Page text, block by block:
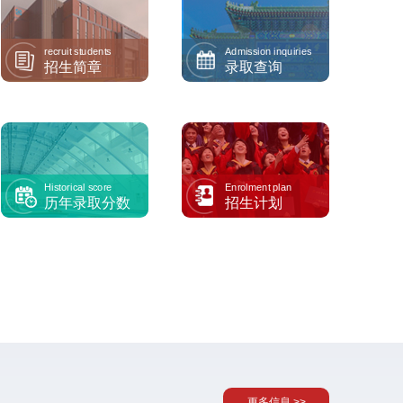
recruit students
招生简章
Admission inquiries
录取查询
Historical score
历年录取分数
Enrolment plan
招生计划